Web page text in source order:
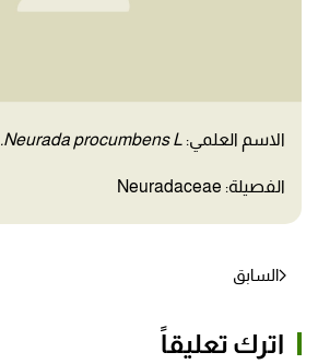
الاسم العلمي: Neurada procumbens L.
الفصيلة: Neuradaceae
السابق
اترك تعليقاً